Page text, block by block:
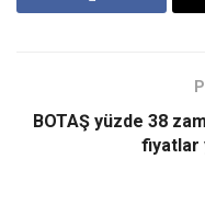
BOTAŞ yüzde 38
fiyatlar